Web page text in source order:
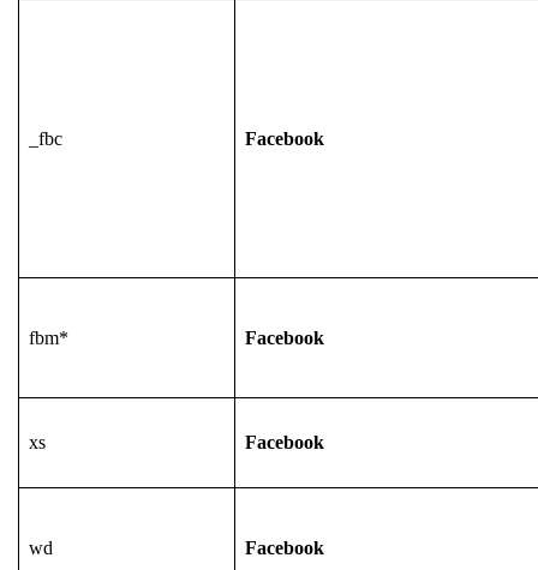
_fbc Facebook
fbm* Facebook
xs Facebook
wd Facebook